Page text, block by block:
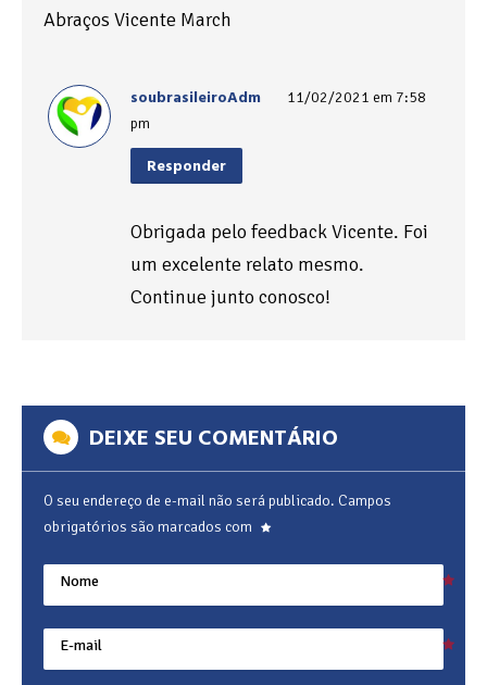
Abraços Vicente March
soubrasileiroAdm
11/02/2021 em 7:58
pm
Responder
Obrigada pelo feedback Vicente. Foi
um excelente relato mesmo.
Continue junto conosco!
DEIXE SEU COMENTÁRIO
O seu endereço de e-mail não será publicado. Campos
obrigatórios são marcados com
Nome
E-mail